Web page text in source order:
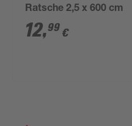
Ratsche 2,5 x 600 cm
12,99 €